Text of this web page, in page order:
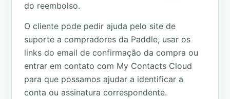
do reembolso.
O cliente pode pedir ajuda pelo site de
suporte a compradores da Paddle, usar os
links do email de confirmação da compra ou
entrar em contato com My Contacts Cloud
para que possamos ajudar a identificar a
conta ou assinatura correspondente.